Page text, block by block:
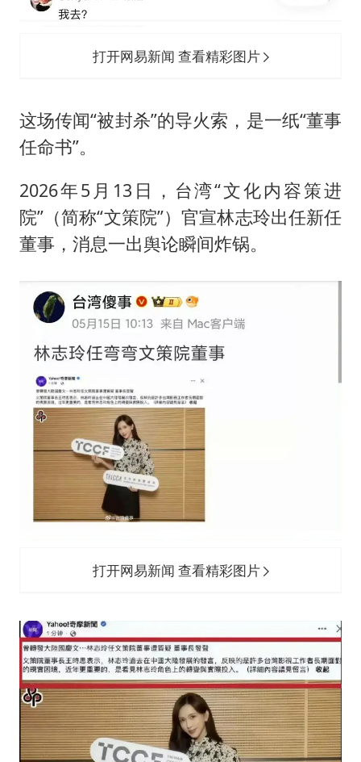
打开网易新闻 查看精彩图片
这场传闻“被封杀”的导火索，是一纸“董事
任命书”。
2026年5月13日，台湾“文化内容策进
院”（简称“文策院”）官宣林志玲出任新任
董事，消息一出舆论瞬间炸锅。
打开网易新闻 查看精彩图片